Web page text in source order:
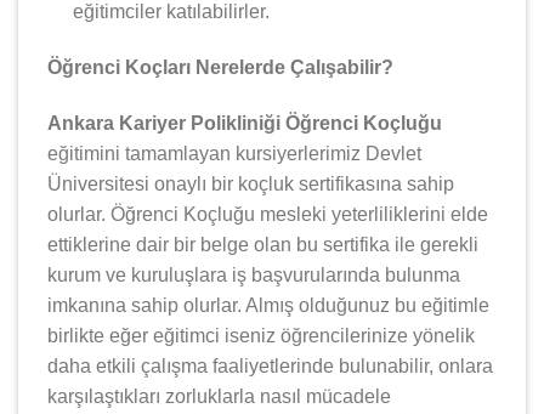
eğitimciler katılabilirler.
Öğrenci Koçları Nerelerde Çalışabilir?
Ankara Kariyer Polikliniği Öğrenci Koçluğu
eğitimini tamamlayan kursiyerlerimiz Devlet
Üniversitesi onaylı bir koçluk sertifikasına sahip
olurlar. Öğrenci Koçluğu mesleki yeterliliklerini elde
ettiklerine dair bir belge olan bu sertifika ile gerekli
kurum ve kuruluşlara iş başvurularında bulunma
imkanına sahip olurlar. Almış olduğunuz bu eğitimle
birlikte eğer eğitimci iseniz öğrencilerinize yönelik
daha etkili çalışma faaliyetlerinde bulunabilir, onlara
karşılaştıkları zorluklarla nasıl mücadele